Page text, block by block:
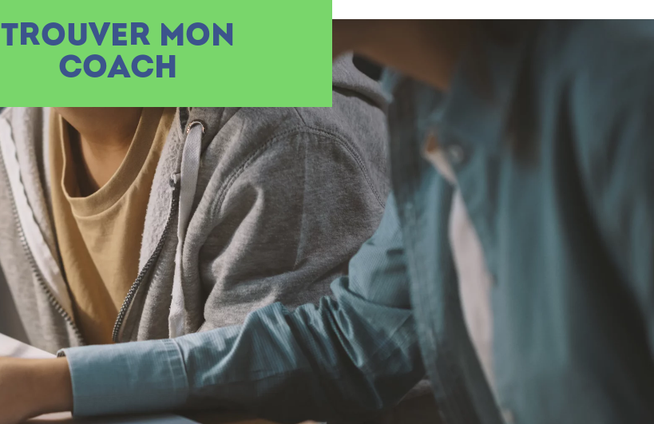
TROUVER MON
COACH